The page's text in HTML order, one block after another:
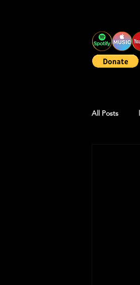
All Posts